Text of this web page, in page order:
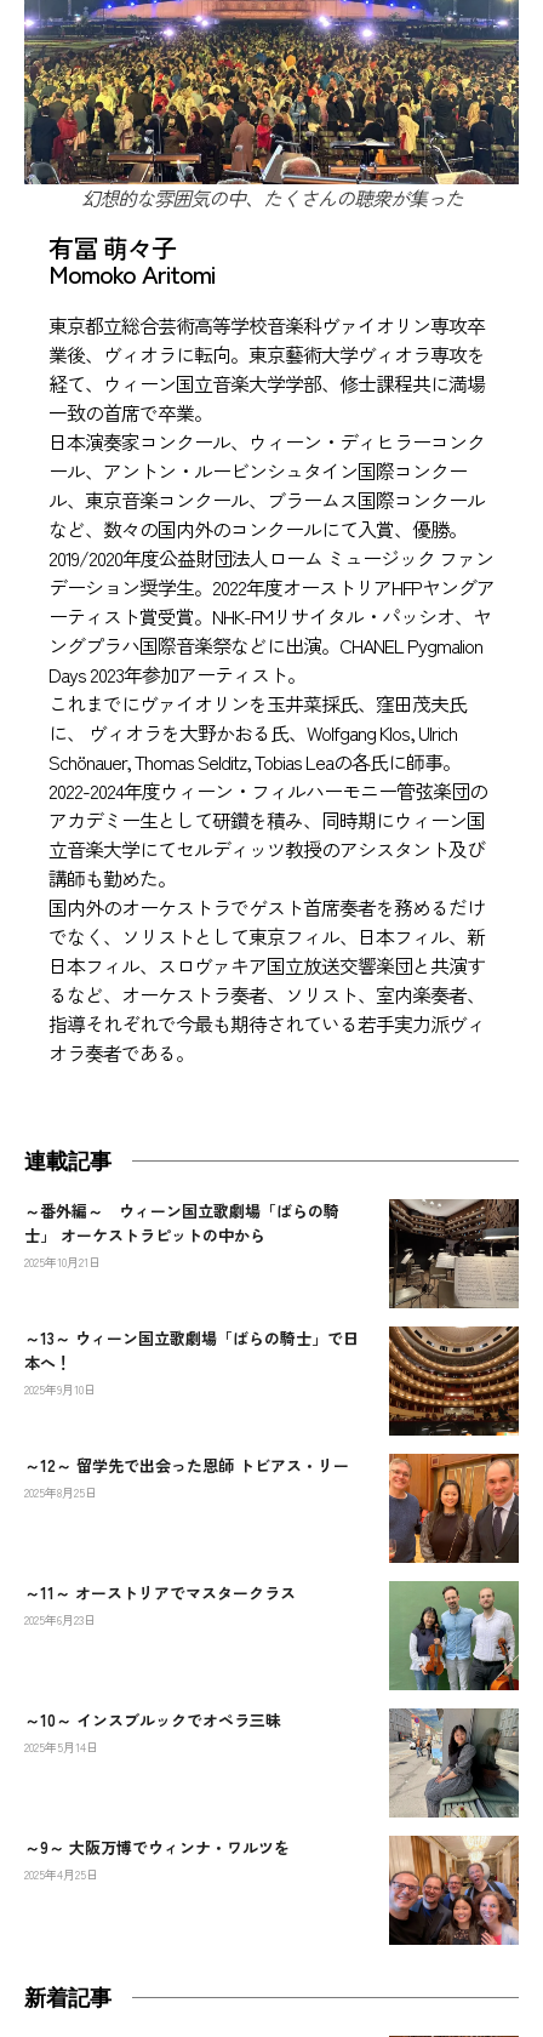
幻想的な雰囲気の中、たくさんの聴衆が集った
有冨 萌々子
Momoko Aritomi
東京都立総合芸術高等学校音楽科ヴァイオリン専攻卒
業後、ヴィオラに転向。東京藝術大学ヴィオラ専攻を
経て、ウィーン国立音楽大学学部、修士課程共に満場
一致の首席で卒業。
日本演奏家コンクール、ウィーン・ディヒラーコンク
ール、アントン・ルービンシュタイン国際コンクー
ル、東京音楽コンクール、ブラームス国際コンクール
など、数々の国内外のコンクールにて入賞、優勝。
2019/2020年度公益財団法人ローム ミュージック ファン
デーション奨学生。2022年度オーストリアHFPヤングア
ーティスト賞受賞。NHK-FMリサイタル・パッシオ、ヤ
ングプラハ国際音楽祭などに出演。CHANEL Pygmalion
Days 2023年参加アーティスト。
これまでにヴァイオリンを玉井菜採氏、窪田茂夫氏
に、 ヴィオラを大野かおる氏、Wolfgang Klos, Ulrich
Schönauer, Thomas Selditz, Tobias Leaの各氏に師事。
2022-2024年度ウィーン・フィルハーモニー管弦楽団の
アカデミー生として研鑽を積み、同時期にウィーン国
立音楽大学にてセルディッツ教授のアシスタント及び
講師も勤めた。
国内外のオーケストラでゲスト首席奏者を務めるだけ
でなく、ソリストとして東京フィル、日本フィル、新
日本フィル、スロヴァキア国立放送交響楽団と共演す
るなど、オーケストラ奏者、ソリスト、室内楽奏者、
指導それぞれで今最も期待されている若手実力派ヴィ
オラ奏者である。
連載記事
～番外編～ ウィーン国立歌劇場「ばらの騎
士」 オーケストラピットの中から
2025年10月21日
～13～ ウィーン国立歌劇場「ばらの騎士」で日
本へ！
2025年9月10日
～12～ 留学先で出会った恩師 トビアス・リー
2025年8月25日
～11～ オーストリアでマスタークラス
2025年6月23日
～10～ インスブルックでオペラ三昧
2025年5月14日
～9～ 大阪万博でウィンナ・ワルツを
2025年4月25日
新着記事